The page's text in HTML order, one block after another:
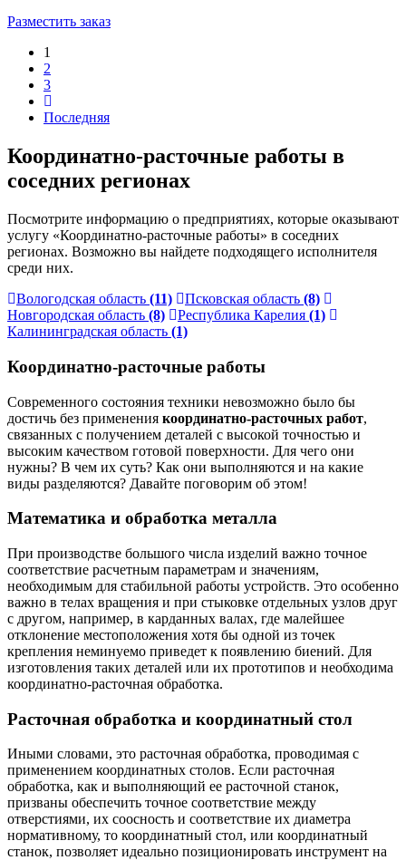
Разместить заказ
1
2
3
Последняя
Координатно-расточные работы в
соседних регионах
Посмотрите информацию о предприятиях, которые оказывают
услугу «Координатно-расточные работы» в соседних
регионах. Возможно вы найдете подходящего исполнителя
среди них.
Вологодская область (11) Псковская область (8)
Новгородская область (8) Республика Карелия (1)
Калининградская область (1)
Координатно-расточные работы
Современного состояния техники невозможно было бы
достичь без применения координатно-расточных работ,
связанных с получением деталей с высокой точностью и
высоким качеством готовой поверхности. Для чего они
нужны? В чем их суть? Как они выполняются и на какие
виды разделяются? Давайте поговорим об этом!
Математика и обработка металла
При производстве большого числа изделий важно точное
соответствие расчетным параметрам и значениям,
необходимым для стабильной работы устройств. Это особенно
важно в телах вращения и при стыковке отдельных узлов друг
с другом, например, в карданных валах, где малейшее
отклонение местоположения хотя бы одной из точек
крепления неминуемо приведет к появлению биений. Для
изготовления таких деталей или их прототипов и необходима
координатно-расточная обработка.
Расточная обработка и координатный стол
Иными словами, это расточная обработка, проводимая с
применением координатных столов. Если расточная
обработка, как и выполняющий ее расточной станок,
призваны обеспечить точное соответствие между
отверстиями, их соосность и соответствие их диаметра
нормативному, то координатный стол, или координатный
станок, позволяет идеально позиционировать инструмент на